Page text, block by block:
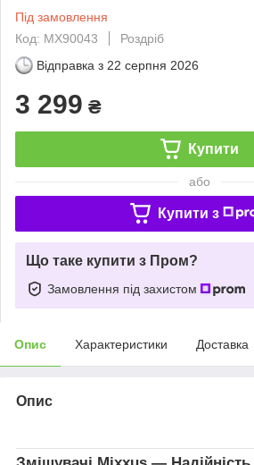
Під замовлення
Код: MX90043
Роздріб
Відправка з 22 серпня 2026
3 299 ₴
Купити
або
Купити з
Що таке купити з Пром?
Замовлення під захистом
Опис Характеристики Доставка
Опис